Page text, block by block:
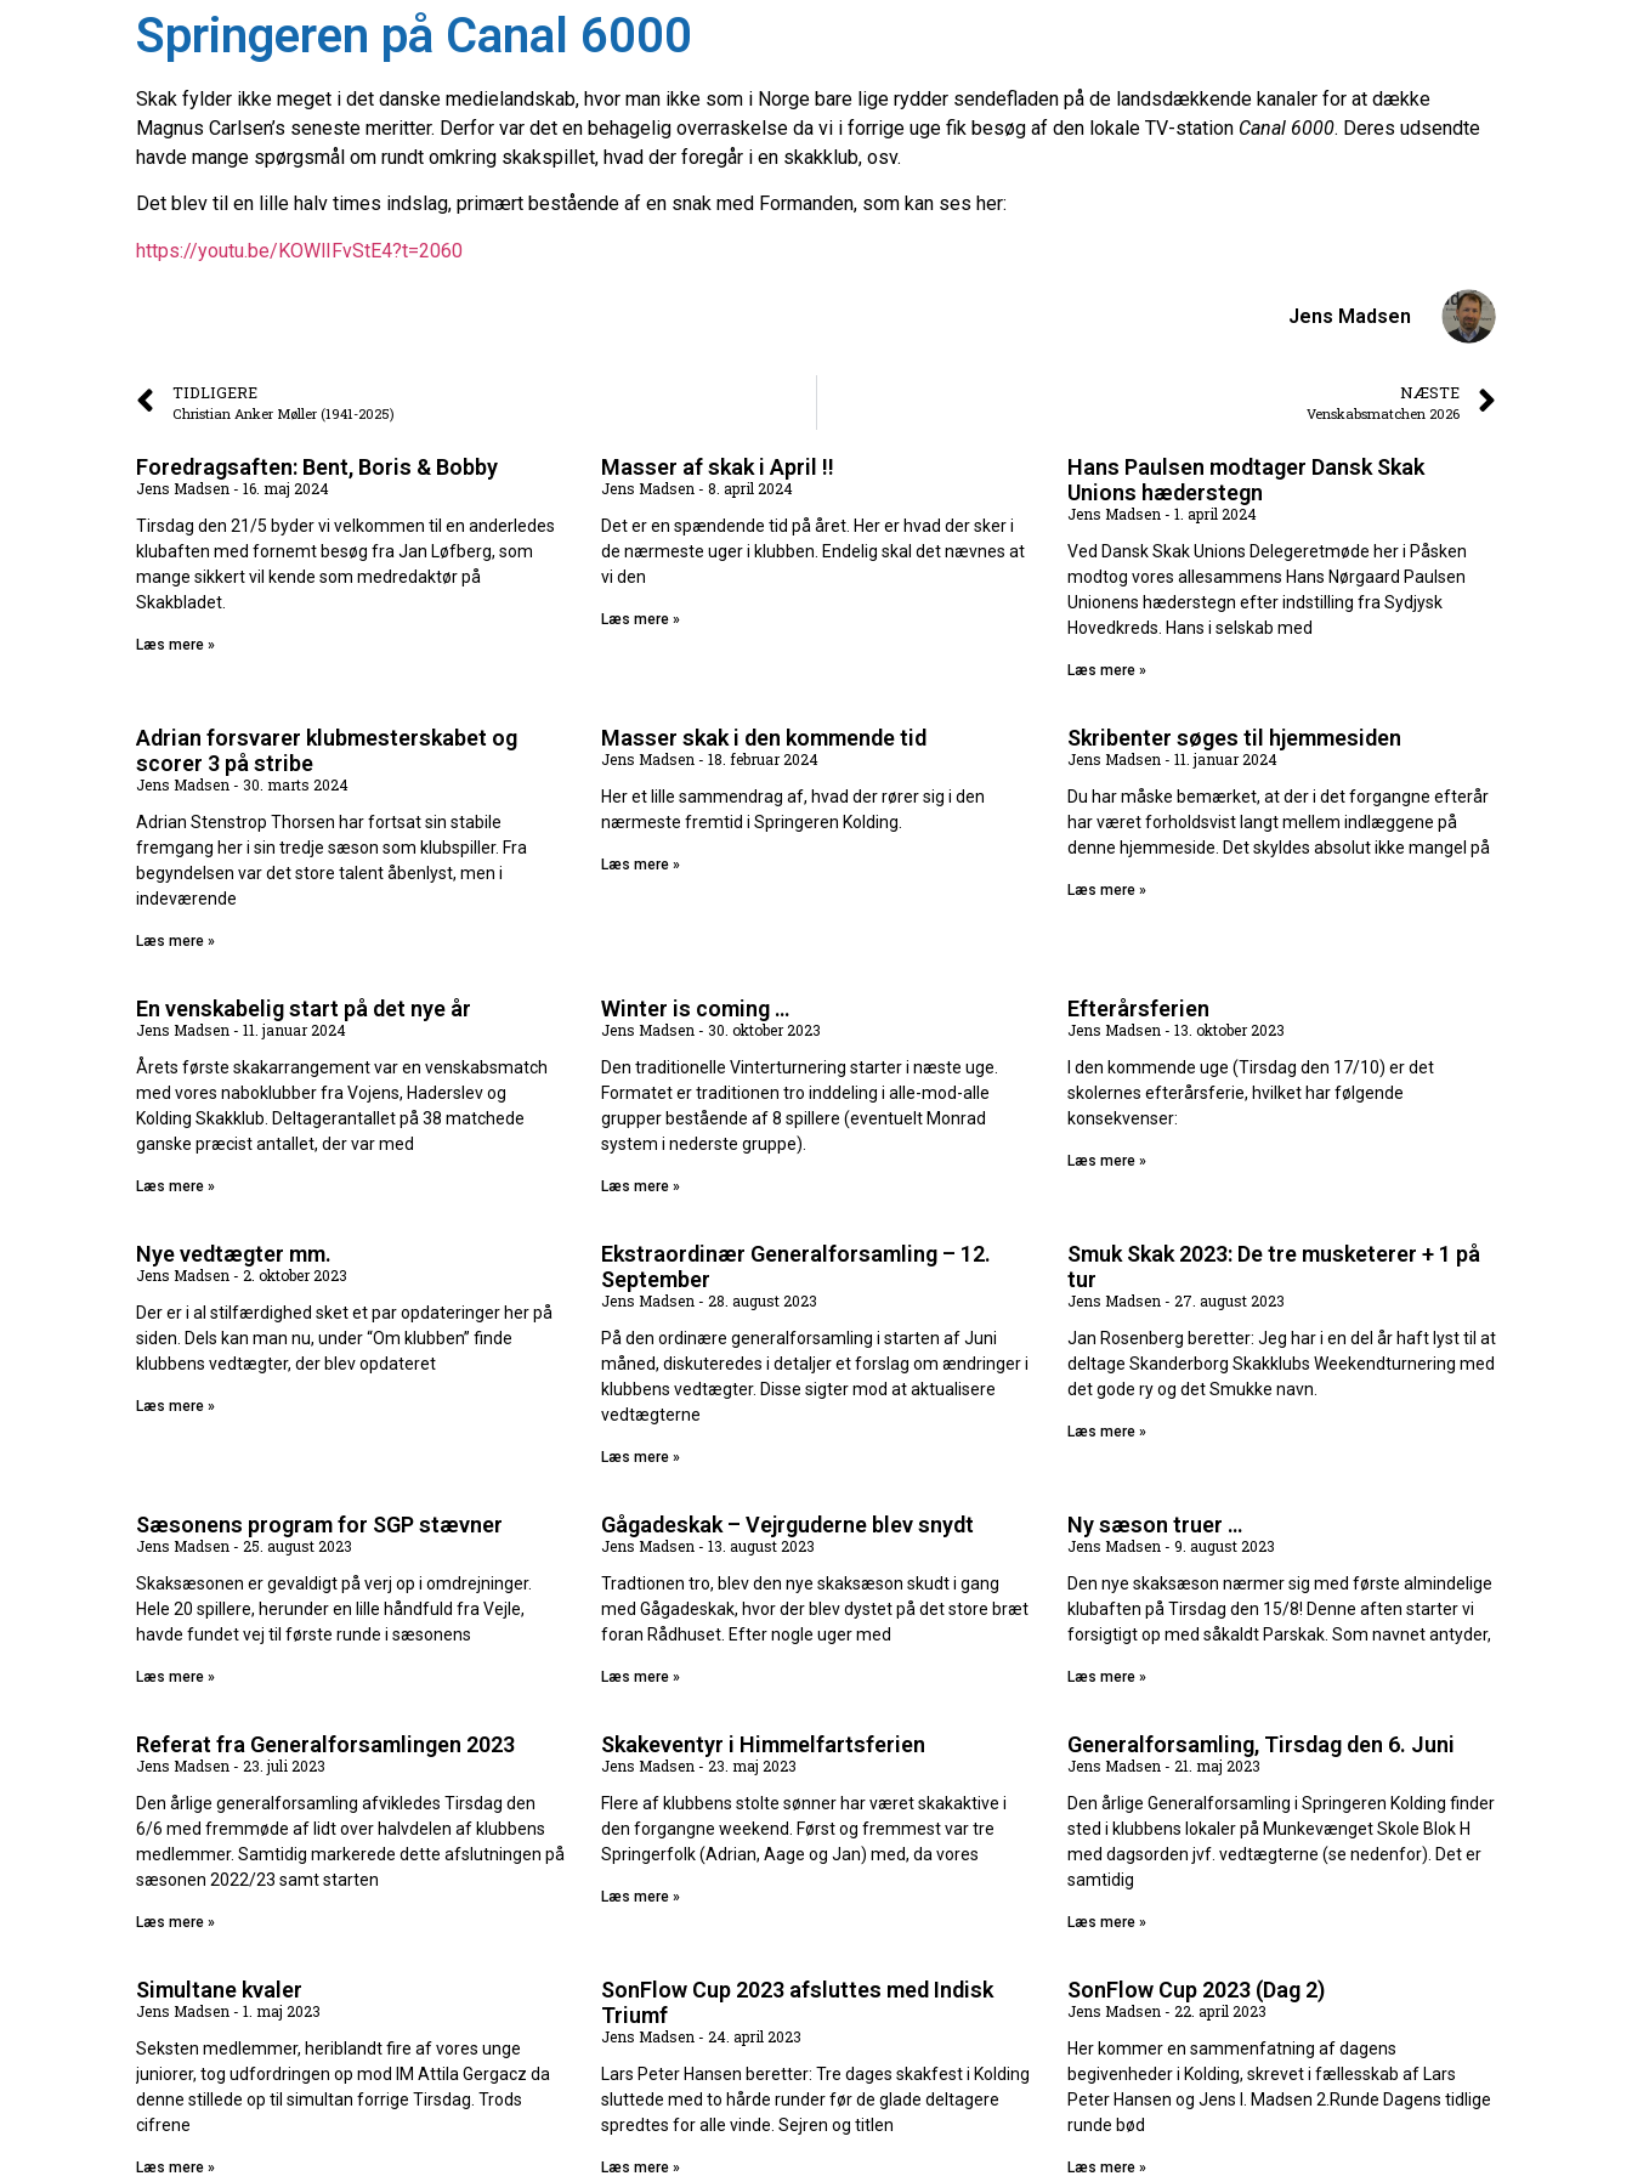
Springeren på Canal 6000
Skak fylder ikke meget i det danske medielandskab, hvor man ikke som i Norge bare lige rydder sendefladen på de landsdækkende kanaler for at dække
Magnus Carlsen’s seneste meritter. Derfor var det en behagelig overraskelse da vi i forrige uge fik besøg af den lokale TV-station Canal 6000. Deres udsendte
havde mange spørgsmål om rundt omkring skakspillet, hvad der foregår i en skakklub, osv.
Det blev til en lille halv times indslag, primært bestående af en snak med Formanden, som kan ses her:
https://youtu.be/KOWlIFvStE4?t=2060
Jens Madsen
TIDLIGERE
Christian Anker Møller (1941-2025)
NÆSTE
Venskabsmatchen 2026
Foredragsaften: Bent, Boris & Bobby
Jens Madsen
16. maj 2024
Tirsdag den 21/5 byder vi velkommen til en anderledes
klubaften med fornemt besøg fra Jan Løfberg, som
mange sikkert vil kende som medredaktør på
Skakbladet.
Læs mere »
Masser af skak i April !!
Jens Madsen
8. april 2024
Det er en spændende tid på året. Her er hvad der sker i
de nærmeste uger i klubben. Endelig skal det nævnes at
vi den
Læs mere »
Hans Paulsen modtager Dansk Skak
Unions hæderstegn
Jens Madsen
1. april 2024
Ved Dansk Skak Unions Delegeretmøde her i Påsken
modtog vores allesammens Hans Nørgaard Paulsen
Unionens hæderstegn efter indstilling fra Sydjysk
Hovedkreds. Hans i selskab med
Læs mere »
Adrian forsvarer klubmesterskabet og
scorer 3 på stribe
Jens Madsen
30. marts 2024
Adrian Stenstrop Thorsen har fortsat sin stabile
fremgang her i sin tredje sæson som klubspiller. Fra
begyndelsen var det store talent åbenlyst, men i
indeværende
Læs mere »
Masser skak i den kommende tid
Jens Madsen
18. februar 2024
Her et lille sammendrag af, hvad der rører sig i den
nærmeste fremtid i Springeren Kolding.
Læs mere »
Skribenter søges til hjemmesiden
Jens Madsen
11. januar 2024
Du har måske bemærket, at der i det forgangne efterår
har været forholdsvist langt mellem indlæggene på
denne hjemmeside. Det skyldes absolut ikke mangel på
Læs mere »
En venskabelig start på det nye år
Jens Madsen
11. januar 2024
Årets første skakarrangement var en venskabsmatch
med vores naboklubber fra Vojens, Haderslev og
Kolding Skakklub. Deltagerantallet på 38 matchede
ganske præcist antallet, der var med
Læs mere »
Winter is coming …
Jens Madsen
30. oktober 2023
Den traditionelle Vinterturnering starter i næste uge.
Formatet er traditionen tro inddeling i alle-mod-alle
grupper bestående af 8 spillere (eventuelt Monrad
system i nederste gruppe).
Læs mere »
Efterårsferien
Jens Madsen
13. oktober 2023
I den kommende uge (Tirsdag den 17/10) er det
skolernes efterårsferie, hvilket har følgende
konsekvenser:
Læs mere »
Nye vedtægter mm.
Jens Madsen
2. oktober 2023
Der er i al stilfærdighed sket et par opdateringer her på
siden. Dels kan man nu, under “Om klubben” finde
klubbens vedtægter, der blev opdateret
Læs mere »
Ekstraordinær Generalforsamling – 12.
September
Jens Madsen
28. august 2023
På den ordinære generalforsamling i starten af Juni
måned, diskuteredes i detaljer et forslag om ændringer i
klubbens vedtægter. Disse sigter mod at aktualisere
vedtægterne
Læs mere »
Smuk Skak 2023: De tre musketerer + 1 på
tur
Jens Madsen
27. august 2023
Jan Rosenberg beretter: Jeg har i en del år haft lyst til at
deltage Skanderborg Skakklubs Weekendturnering med
det gode ry og det Smukke navn.
Læs mere »
Sæsonens program for SGP stævner
Jens Madsen
25. august 2023
Skaksæsonen er gevaldigt på verj op i omdrejninger.
Hele 20 spillere, herunder en lille håndfuld fra Vejle,
havde fundet vej til første runde i sæsonens
Læs mere »
Gågadeskak – Vejrguderne blev snydt
Jens Madsen
13. august 2023
Tradtionen tro, blev den nye skaksæson skudt i gang
med Gågadeskak, hvor der blev dystet på det store bræt
foran Rådhuset. Efter nogle uger med
Læs mere »
Ny sæson truer …
Jens Madsen
9. august 2023
Den nye skaksæson nærmer sig med første almindelige
klubaften på Tirsdag den 15/8! Denne aften starter vi
forsigtigt op med såkaldt Parskak. Som navnet antyder,
Læs mere »
Referat fra Generalforsamlingen 2023
Jens Madsen
23. juli 2023
Den årlige generalforsamling afvikledes Tirsdag den
6/6 med fremmøde af lidt over halvdelen af klubbens
medlemmer. Samtidig markerede dette afslutningen på
sæsonen 2022/23 samt starten
Læs mere »
Skakeventyr i Himmelfartsferien
Jens Madsen
23. maj 2023
Flere af klubbens stolte sønner har været skakaktive i
den forgangne weekend. Først og fremmest var tre
Springerfolk (Adrian, Aage og Jan) med, da vores
Læs mere »
Generalforsamling, Tirsdag den 6. Juni
Jens Madsen
21. maj 2023
Den årlige Generalforsamling i Springeren Kolding finder
sted i klubbens lokaler på Munkevænget Skole Blok H
med dagsorden jvf. vedtægterne (se nedenfor). Det er
samtidig
Læs mere »
Simultane kvaler
Jens Madsen
1. maj 2023
Seksten medlemmer, heriblandt fire af vores unge
juniorer, tog udfordringen op mod IM Attila Gergacz da
denne stillede op til simultan forrige Tirsdag. Trods
cifrene
Læs mere »
SonFlow Cup 2023 afsluttes med Indisk
Triumf
Jens Madsen
24. april 2023
Lars Peter Hansen beretter: Tre dages skakfest i Kolding
sluttede med to hårde runder før de glade deltagere
spredtes for alle vinde. Sejren og titlen
Læs mere »
SonFlow Cup 2023 (Dag 2)
Jens Madsen
22. april 2023
Her kommer en sammenfatning af dagens
begivenheder i Kolding, skrevet i fællesskab af Lars
Peter Hansen og Jens I. Madsen 2.Runde Dagens tidlige
runde bød
Læs mere »